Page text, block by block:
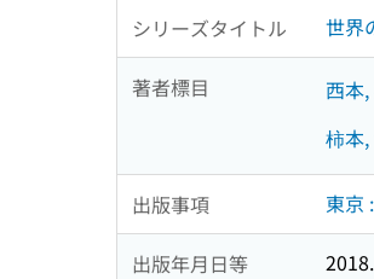
シリーズタイトル 世界
著者標目 西本
柿本
出版事項 東京
出版年月日等